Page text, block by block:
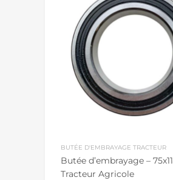
BUTÉE D'EMBRAYAGE TRACTEUR
Butée d’embrayage –
Tracteur Agricole